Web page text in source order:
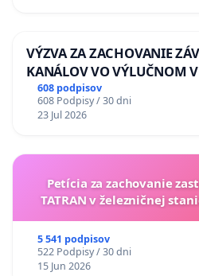
VÝZVA ZA ZACHOVANIE
KANÁLOV VO VÝLUČNOM
KONTROLOU SLOVENSKEJ
na riešenie zanedbaného
odvodňovacích kanálov na
608 podpisov
608 Podpisy / 30 dni
23 Jul 2026
Petícia za zachovanie
TATRAN v železničnej
5 541 podpisov
522 Podpisy / 30 dni
15 Jun 2026